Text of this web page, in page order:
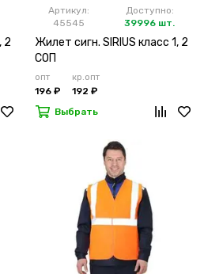
2
Артикул:
45545
Доступно:
39996 шт.
Жилет сигн. SIRIUS класс 1, 2
СОП
опт
196 ₽
кр.опт
192 ₽
Выбрать